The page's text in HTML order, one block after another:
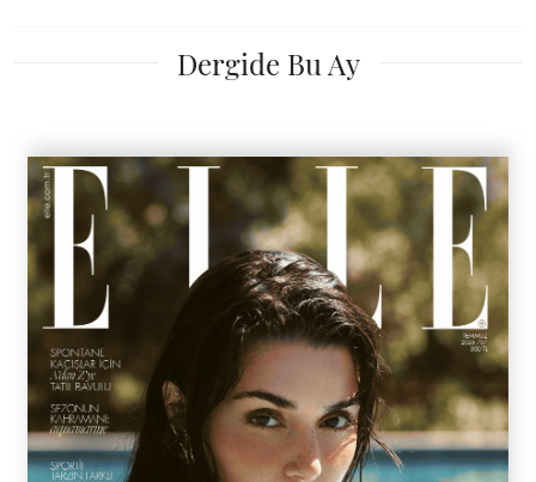
Dergide Bu Ay